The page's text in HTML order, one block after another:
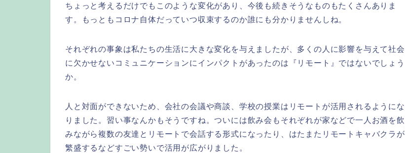
ちょっと考えるだけでもこのような変化があり、今後も続きそうなものもたくさんありま
す。もっともコロナ自体だっていつ収束するのか誰にも分かりませんしね。
それぞれの事象は私たちの生活に大きな変化を与えましたが、多くの人に影響を与えて社会
に欠かせないコミュニケーションにインパクトがあったのは『リモート』ではないでしょう
か。
人と対面ができないため、会社の会議や商談、学校の授業はリモートが活用されるようにな
りました。習い事なんかもそうですね。ついには飲み会もそれぞれが家などで一人お酒を飲
みながら複数の友達とリモートで会話する形式になったり、はたまたリモートキャバクラが
繁盛するなどすごい勢いで活用が広がりました。